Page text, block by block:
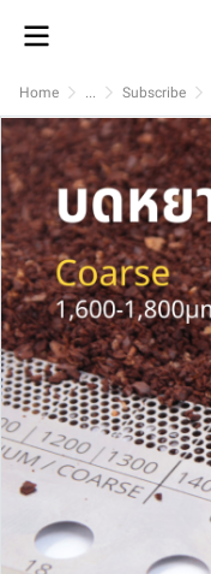
Home ... Subscribe